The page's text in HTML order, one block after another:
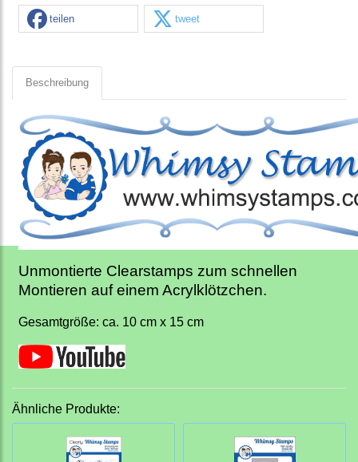
teilen tweet
Beschreibung
Unmontierte Clearstamps zum schnellen
Montieren auf einem Acrylklötzchen.
Gesamtgröße: ca. 10 cm x 15 cm
Ähnliche Produkte: